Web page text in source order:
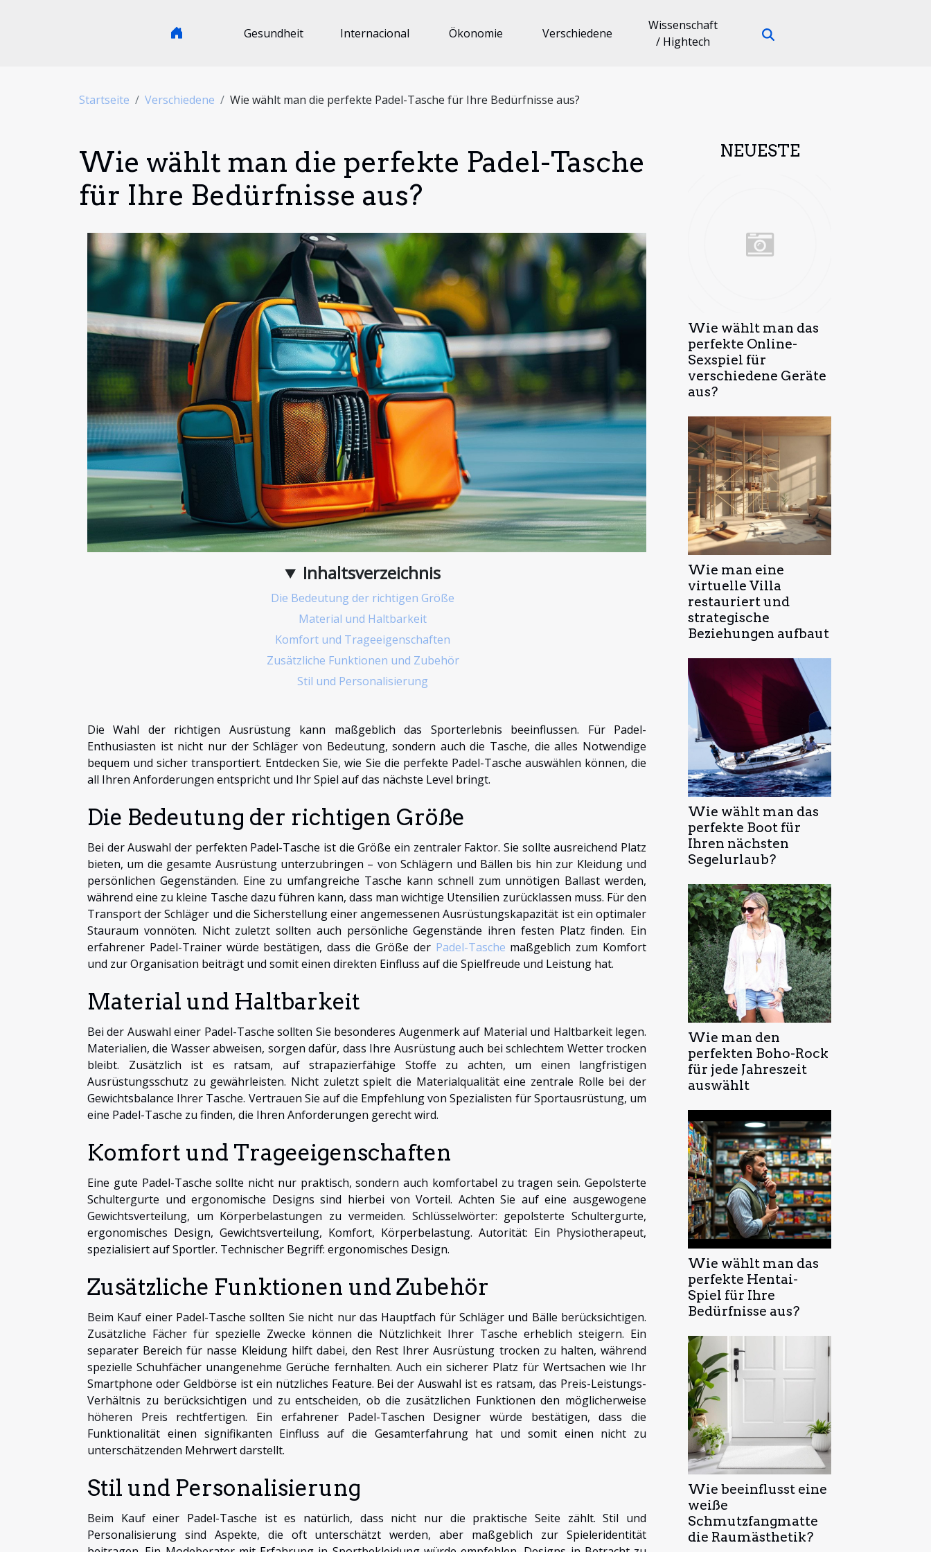
Gesundheit Internacional Ökonomie Verschiedene
Wissenschaft
/ Hightech
Startseite Verschiedene Wie wählt man die perfekte Padel-Tasche für Ihre Bedürfnisse aus?
Wie wählt man die perfekte Padel-Tasche
für Ihre Bedürfnisse aus?
Inhaltsverzeichnis
Die Bedeutung der richtigen Größe
Material und Haltbarkeit
Komfort und Trageeigenschaften
Zusätzliche Funktionen und Zubehör
Stil und Personalisierung
Die Wahl der richtigen Ausrüstung kann maßgeblich das Sporterlebnis beeinflussen. Für Padel-
Enthusiasten ist nicht nur der Schläger von Bedeutung, sondern auch die Tasche, die alles Notwendige
bequem und sicher transportiert. Entdecken Sie, wie Sie die perfekte Padel-Tasche auswählen können, die
all Ihren Anforderungen entspricht und Ihr Spiel auf das nächste Level bringt.
Die Bedeutung der richtigen Größe
Bei der Auswahl der perfekten Padel-Tasche ist die Größe ein zentraler Faktor. Sie sollte ausreichend Platz
bieten, um die gesamte Ausrüstung unterzubringen – von Schlägern und Bällen bis hin zur Kleidung und
persönlichen Gegenständen. Eine zu umfangreiche Tasche kann schnell zum unnötigen Ballast werden,
während eine zu kleine Tasche dazu führen kann, dass man wichtige Utensilien zurücklassen muss. Für den
Transport der Schläger und die Sicherstellung einer angemessenen Ausrüstungskapazität ist ein optimaler
Stauraum vonnöten. Nicht zuletzt sollten auch persönliche Gegenstände ihren festen Platz finden. Ein
erfahrener Padel-Trainer würde bestätigen, dass die Größe der Padel-Tasche maßgeblich zum Komfort
und zur Organisation beiträgt und somit einen direkten Einfluss auf die Spielfreude und Leistung hat.
Material und Haltbarkeit
Bei der Auswahl einer Padel-Tasche sollten Sie besonderes Augenmerk auf Material und Haltbarkeit legen.
Materialien, die Wasser abweisen, sorgen dafür, dass Ihre Ausrüstung auch bei schlechtem Wetter trocken
bleibt. Zusätzlich ist es ratsam, auf strapazierfähige Stoffe zu achten, um einen langfristigen
Ausrüstungsschutz zu gewährleisten. Nicht zuletzt spielt die Materialqualität eine zentrale Rolle bei der
Gewichtsbalance Ihrer Tasche. Vertrauen Sie auf die Empfehlung von Spezialisten für Sportausrüstung, um
eine Padel-Tasche zu finden, die Ihren Anforderungen gerecht wird.
Komfort und Trageeigenschaften
Eine gute Padel-Tasche sollte nicht nur praktisch, sondern auch komfortabel zu tragen sein. Gepolsterte
Schultergurte und ergonomische Designs sind hierbei von Vorteil. Achten Sie auf eine ausgewogene
Gewichtsverteilung, um Körperbelastungen zu vermeiden. Schlüsselwörter: gepolsterte Schultergurte,
ergonomisches Design, Gewichtsverteilung, Komfort, Körperbelastung. Autorität: Ein Physiotherapeut,
spezialisiert auf Sportler. Technischer Begriff: ergonomisches Design.
Zusätzliche Funktionen und Zubehör
Beim Kauf einer Padel-Tasche sollten Sie nicht nur das Hauptfach für Schläger und Bälle berücksichtigen.
Zusätzliche Fächer für spezielle Zwecke können die Nützlichkeit Ihrer Tasche erheblich steigern. Ein
separater Bereich für nasse Kleidung hilft dabei, den Rest Ihrer Ausrüstung trocken zu halten, während
spezielle Schuhfächer unangenehme Gerüche fernhalten. Auch ein sicherer Platz für Wertsachen wie Ihr
Smartphone oder Geldbörse ist ein nützliches Feature. Bei der Auswahl ist es ratsam, das Preis-Leistungs-
Verhältnis zu berücksichtigen und zu entscheiden, ob die zusätzlichen Funktionen den möglicherweise
höheren Preis rechtfertigen. Ein erfahrener Padel-Taschen Designer würde bestätigen, dass die
Funktionalität einen signifikanten Einfluss auf die Gesamterfahrung hat und somit einen nicht zu
unterschätzenden Mehrwert darstellt.
Stil und Personalisierung
Beim Kauf einer Padel-Tasche ist es natürlich, dass nicht nur die praktische Seite zählt. Stil und
Personalisierung sind Aspekte, die oft unterschätzt werden, aber maßgeblich zur Spieleridentität
NEUESTE
Wie wählt man das
perfekte Online-
Sexspiel für
verschiedene Geräte
aus?
Wie man eine
virtuelle Villa
restauriert und
strategische
Beziehungen aufbaut
Wie wählt man das
perfekte Boot für
Ihren nächsten
Segelurlaub?
Wie man den
perfekten Boho-Rock
für jede Jahreszeit
auswählt
Wie wählt man das
perfekte Hentai-
Spiel für Ihre
Bedürfnisse aus?
Wie beeinflusst eine
weiße
Schmutzfangmatte
die Raumästhetik?